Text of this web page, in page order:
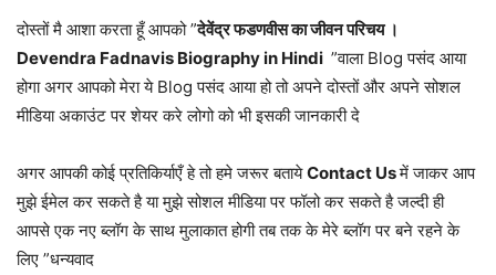
दोस्तों मै आशा करता हूँ आपको ”देवेंद्र फडणवीस का जीवन परिचय ।
Devendra Fadnavis Biography in Hindi ”वाला Blog पसंद आया
होगा अगर आपको मेरा ये Blog पसंद आया हो तो अपने दोस्तों और अपने सोशल
मीडिया अकाउंट पर शेयर करे लोगो को भी इसकी जानकारी दे
अगर आपकी कोई प्रतिकिर्याएँ हे तो हमे जरूर बतायेContact Usमें जाकर आप
मुझे ईमेल कर सकते है या मुझे सोशल मीडिया पर फॉलो कर सकते है जल्दी ही
आपसे एक नए ब्लॉग के साथ मुलाकात होगी तब तक के मेरे ब्लॉग पर बने रहने के
लिए ”धन्यवाद